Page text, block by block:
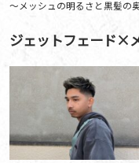
～メッシュの明るさと黒髪の
ジェットフェード×